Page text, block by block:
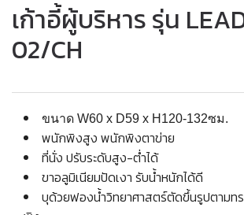
เก้าอี้ผู้บริหาร รุ่น
02/CH
ขนาด W60 x D59 x H120-132ซม.
พนักพิงสูง พนักพิงตาข่าย
ที่นั่ง ปรับระดับสูง-ต่ำได้
ขาอลูมิเนียมปัดเงา รับน้ำหนักได้ดี
บุด้วยฟองน้ำวิทยาศาสตร์ตัดขึ้นรูปตามท